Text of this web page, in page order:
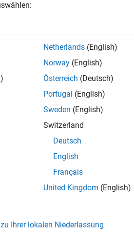
Netherlands (English)
Norway (English)
Österreich (Deutsch)
Portugal (English)
Sweden (English)
Switzerland
Deutsch
English
Français
United Kingdom (English)
Ihrer lokalen Niederlassung